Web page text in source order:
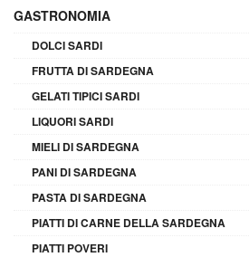
GASTRONOMIA
DOLCI SARDI
FRUTTA DI SARDEGNA
GELATI TIPICI SARDI
LIQUORI SARDI
MIELI DI SARDEGNA
PANI DI SARDEGNA
PASTA DI SARDEGNA
PIATTI DI CARNE DELLA SARDEGNA
PIATTI POVERI